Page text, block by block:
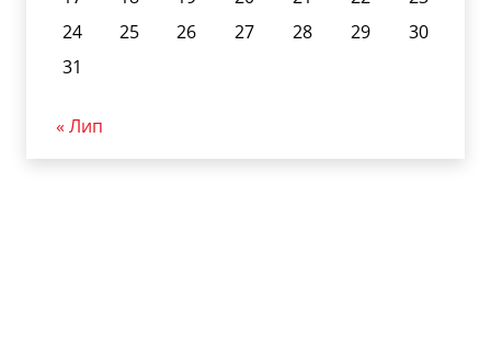
24
25 26 27 28 29
30
31
« Лип